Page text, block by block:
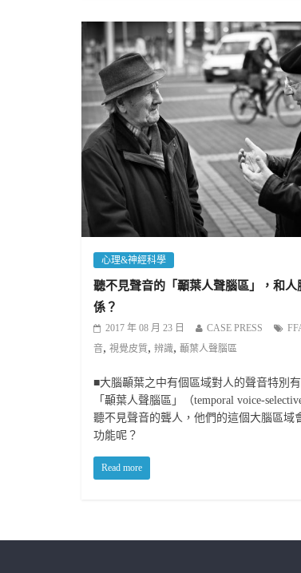
心理&神經科學
聽不見聲音的「顳葉人聲腦區」，和人
係？
2017 年 08 月 23 日 CASE PRESS
音, 視覺皮質, 辨識, 顳葉人聲腦區
■大腦顳葉之中有個區域對人的聲音特別
「顳葉人聲腦區」（temporal voice-
聽不見聲音的聾人，他們的這個大腦區域
功能呢？
Read more